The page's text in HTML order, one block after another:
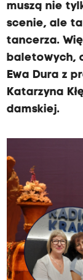
muszą nie
scenie, ale
tancerza.
baletowych,
Ewa Dura z
Katarzyna
damskiej.